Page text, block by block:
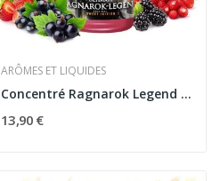
ARÔMES ET LIQUIDES
Concentré Ragnarok Legend Sweet Edition 30ml...
13,90 €